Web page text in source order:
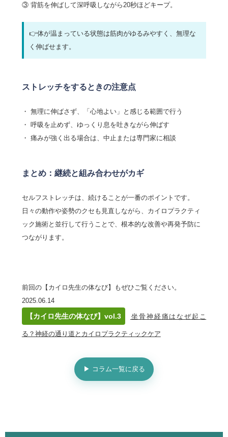
③ 背筋を伸ばして深呼吸しながら20秒ほどキープ。
👉体が温まっている状態は筋肉がゆるみやすく、無理な
く伸ばせます。
ストレッチをするときの注意点
・ 無理に伸ばさず、「心地よい」と感じる範囲で行う
・ 呼吸を止めず、ゆっくり息を吐きながら伸ばす
・ 痛みが強く出る場合は、中止または専門家に相談
まとめ：継続と組み合わせがカギ
セルフストレッチは、続けることが一番のポイントです。
日々の動作や姿勢のクセも見直しながら、カイロプラクティ
ック施術と並行して行うことで、根本的な改善や再発予防に
つながります。
前回の【カイロ先生の体なび】もぜひご覧ください。
2025.06.14
【カイロ先生の体なび】vol.3 坐骨神経痛はなぜ起こ
る？神経の通り道とカイロプラクティックケア
▶ コラム一覧に戻る